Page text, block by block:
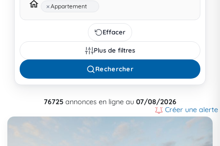
×Appartement
Effacer
Plus de filtres
Rechercher
76725 annonces en ligne au 07/08/2026
Créer une alerte